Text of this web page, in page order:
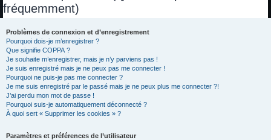
fréquemment)
Problèmes de connexion et d’enregistrement
Pourquoi dois-je m’enregistrer ?
Que signifie COPPA ?
Je souhaite m’enregistrer, mais je n’y parviens pas !
Je suis enregistré mais je ne peux pas me connecter !
Pourquoi ne puis-je pas me connecter ?
Je me suis enregistré par le passé mais je ne peux plus me connecter ?!
J’ai perdu mon mot de passe !
Pourquoi suis-je automatiquement déconnecté ?
À quoi sert « Supprimer les cookies » ?
Paramètres et préférences de l’utilisateur